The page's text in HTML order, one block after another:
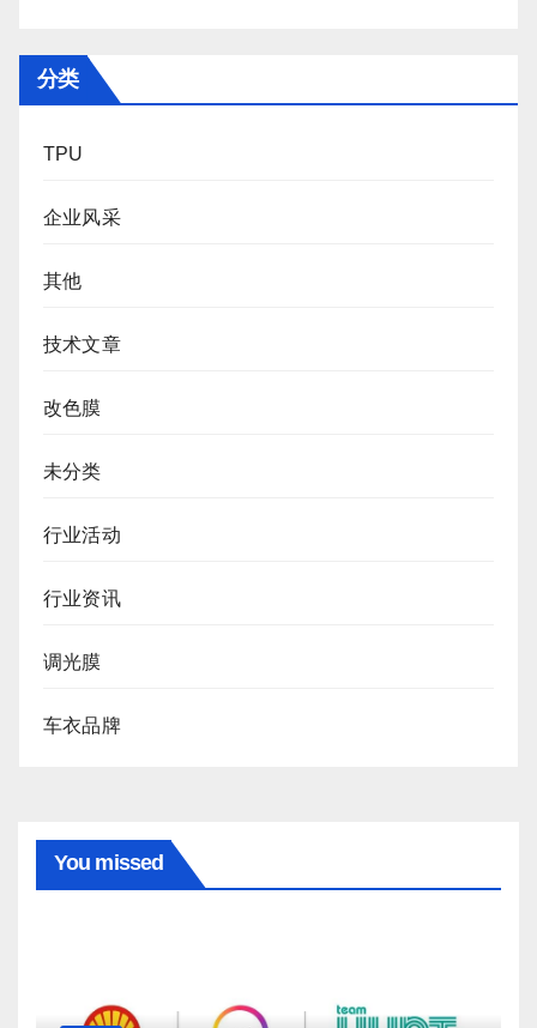
分类
TPU
企业风采
其他
技术文章
改色膜
未分类
行业活动
行业资讯
调光膜
车衣品牌
You missed